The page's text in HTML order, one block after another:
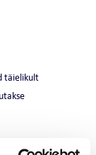
täielikult